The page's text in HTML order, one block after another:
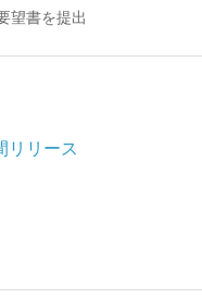
望書を提出
リリース